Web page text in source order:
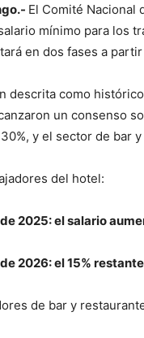
El Comité Nacional
mínimo para los
en dos fases a
descrita como
un consenso
y el sector de bar
del hotel:
2025: el salario
2026: el 15%
de bar y